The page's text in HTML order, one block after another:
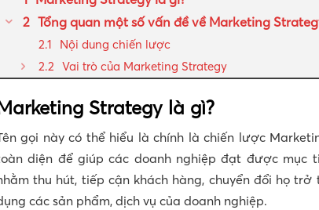
Tổng quan một số vấn đề về Marketing
Nội dung chiến lược
Vai trò của Marketing Strategy
Strategy là gì?
gọi này có thể hiểu là chính là chiến lược
diện để giúp các doanh nghiệp đạt được mục
thu hút, tiếp cận khách hàng, chuyển đổi họ
các sản phẩm, dịch vụ của doanh nghiệp.